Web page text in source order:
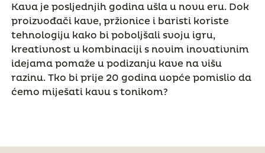
Kava je posljednjih godina ušla u novu eru. Dok
proizvođači kave, pržionice i baristi koriste
tehnologiju kako bi poboljšali svoju igru,
kreativnost u kombinaciji s novim inovativnim
idejama pomaže u podizanju kave na višu
razinu. Tko bi prije 20 godina uopće pomislio da
ćemo miješati kavu s tonikom?